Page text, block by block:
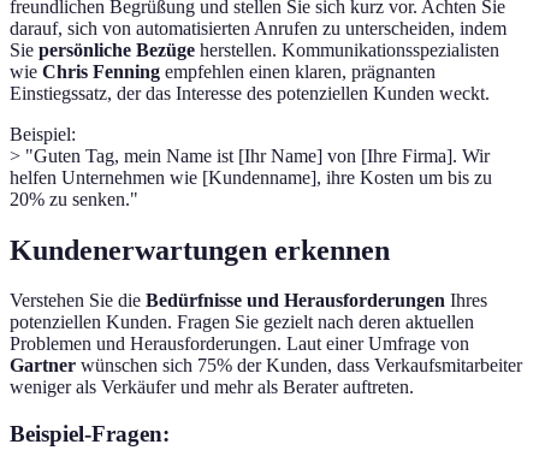
freundlichen Begrüßung und stellen Sie sich kurz vor. Achten Sie
darauf, sich von automatisierten Anrufen zu unterscheiden, indem
Sie persönliche Bezüge herstellen. Kommunikationsspezialisten
wie Chris Fenning empfehlen einen klaren, prägnanten
Einstiegssatz, der das Interesse des potenziellen Kunden weckt.
Beispiel:
> "Guten Tag, mein Name ist [Ihr Name] von [Ihre Firma]. Wir
helfen Unternehmen wie [Kundenname], ihre Kosten um bis zu
20% zu senken."
Kundenerwartungen erkennen
Verstehen Sie die Bedürfnisse und Herausforderungen Ihres
potenziellen Kunden. Fragen Sie gezielt nach deren aktuellen
Problemen und Herausforderungen. Laut einer Umfrage von
Gartner wünschen sich 75% der Kunden, dass Verkaufsmitarbeiter
weniger als Verkäufer und mehr als Berater auftreten.
Beispiel-Fragen: